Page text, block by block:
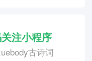
注小程序
古诗词